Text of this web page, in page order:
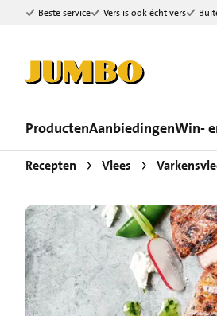
Ga naar zoeken
Ga naar hoofdinhoud
Beste service Vers is ook écht vers
ProductenAanbiedingenWin-
Recepten Vlees